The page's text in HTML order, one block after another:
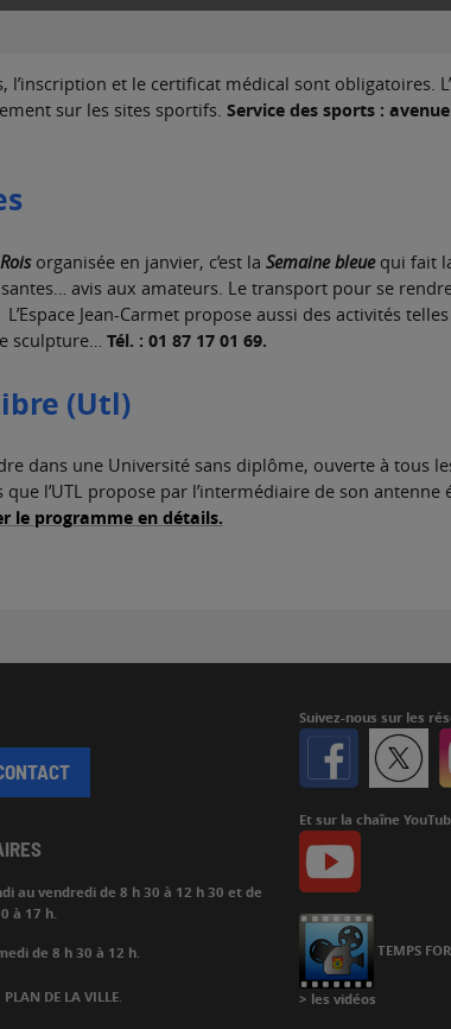
l’inscription et le certificat médical sont obligatoires.
sur les sites sportifs. Service des sports :
organisée en janvier, c’est la Semaine bleuequi fait
avis aux amateurs. Le transport pour se
Jean-Carmet propose aussi des activités
sculpture… Tél. : 01 87 17 01 69.
(Utl)
dans une Université sans diplôme, ouverte à tous
l’UTL propose par l’intermédiaire de son antenne
le programme en détails.
au vendredi de 8 h 30 à 12 h 30 et de
à 17 h.
de 8 h 30 à 12 h.
PLAN DE LA VILLE.
Suivez-nous sur les
Facebook
Et sur la chaîne
Youtube
Youtube
TEMPS
> les vidéos